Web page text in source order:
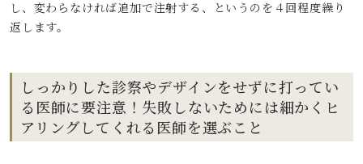
し、変わらなければ追加で注射する、というのを４回程度繰り
返します。
しっかりした診察やデザインをせずに打ってい
る医師に要注意！失敗しないためには細かくヒ
アリングしてくれる医師を選ぶこと